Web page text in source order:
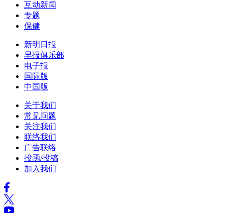
互动新闻
专题
保健
新明日报
早报俱乐部
电子报
国际版
中国版
关于我们
常见问题
关注我们
联络我们
广告联络
投函/投稿
加入我们